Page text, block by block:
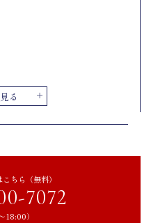
る
ちら（無料）
7072
18:00）